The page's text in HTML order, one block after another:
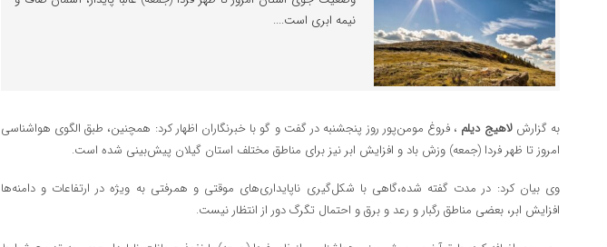
نیمه ابری است....
به گزارشلاهیج دیلم ، فروغ مومن‌پور روز پنجشنبه در گفت و گو با خبرنگاران اظهار کرد: همچنین، طبق الگوی هواشناسی
امروز تا ظهر فردا (جمعه) وزش باد و افزایش ابر نیز برای مناطق مختلف استان گیلان پیش‌بینی شده ‌است.
وی بیان کرد: در مدت گفته شده،گاهی با شکل‌گیری ناپایداری‌های موقتی و همرفتی به ویژه در ارتفاعات و دامنه‌ها
افزایش ابر، بعضی مناطق رگبار و رعد و برق و احتمال تگرگ دور از انتظار نیست.